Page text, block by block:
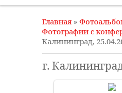
Главная»
Фотографии с
Калининград,
г.